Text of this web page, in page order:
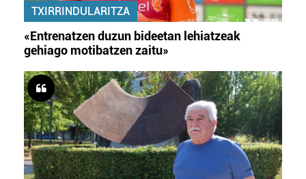
TXIRRINDULARITZA
«Entrenatzen duzun bideetan lehiatzeak
gehiago motibatzen zaitu»